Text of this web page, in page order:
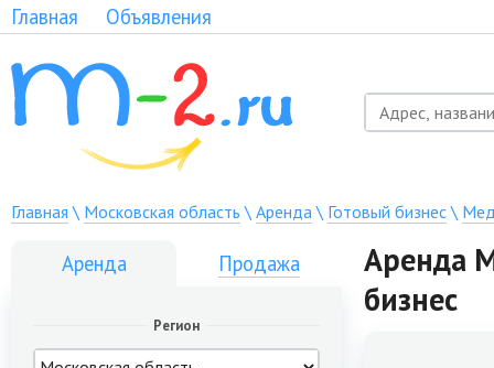
Главная Объявления
Главная \ Московская область \ Аренда\ Готовый бизнес\
Аренда Продажа
Регион
Аренда
бизнес